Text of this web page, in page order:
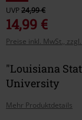
UVP24,99 €
14,99 €
Preise inkl. MwSt.,
"Louisiana
University
Mehr Produktdetails